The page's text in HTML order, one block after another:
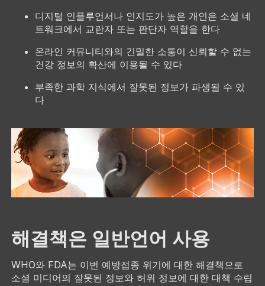
디지털 인플루언서나 인지도가 높은 개인은 소셜 네
트워크에서 교란자 또는 판단자 역할을 한다
온라인 커뮤니티와의 긴밀한 소통이 신뢰할 수 없는
건강 정보의 확산에 이용될 수 있다
부족한 과학 지식에서 잘못된 정보가 파생될 수 있
다
해결책은 일반언어 사용
WHO와 FDA는 이번 예방접종 위기에 대한 해결책으로
소셜 미디어의 잘못된 정보와 허위 정보에 대한 대책 수립